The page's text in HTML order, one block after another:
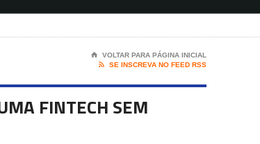
⌂
VOLTAR PARA PÁGINA INICIAL

SE INSCREVA NO FEED RSS
FINTECH SEM